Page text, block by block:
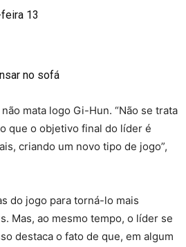
13
no sofá
mata logo Gi-Hun. “Não se trata
que o objetivo final do líder é
criando um novo tipo de jogo”,
do jogo para torná-lo mais
Mas, ao mesmo tempo, o líder se
destaca o fato de que, em algum